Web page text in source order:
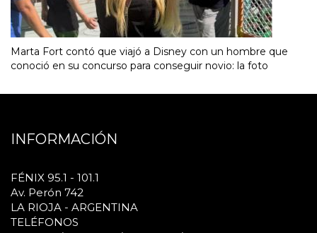
Marta Fort contó que viajó a Disney con un hombre que
conoció en su concurso para conseguir novio: la foto
INFORMACIÓN
FÉNIX 95.1 - 101.1
Av. Perón 742
LA RIOJA - ARGENTINA
TELÉFONOS